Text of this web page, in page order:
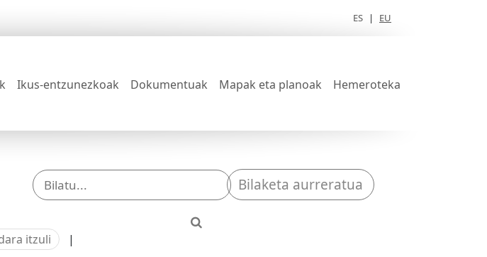
ES | EU
Ikus-entzunezkoak Dokumentuak Mapak eta planoak Hemeroteka
Bilaketa aurreratua
itzuli |